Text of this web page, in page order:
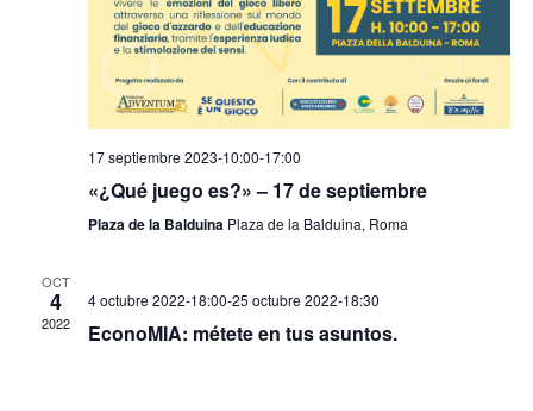
17 septiembre 2023-10:00-17:00
«¿Qué juego es?» – 17 de septiembre
Plaza de la Balduina Plaza de la Balduina, Roma
OCT
4
2022
4 octubre 2022-18:00-25 octubre 2022-18:30
EconoMIA: métete en tus asuntos.